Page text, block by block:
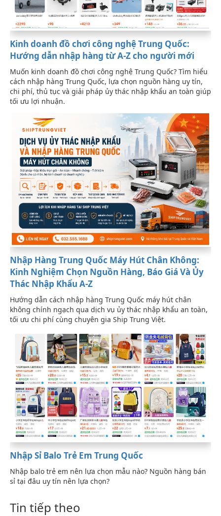
Kinh doanh đồ chơi công nghệ Trung Quốc:
Hướng dẫn nhập hàng từ A-Z cho người mới
Muốn kinh doanh đồ chơi công nghệ Trung Quốc? Tìm hiểu
cách nhập hàng Trung Quốc, lựa chọn nguồn hàng uy tín,
chi phí, thủ tục và giải pháp ủy thác nhập khẩu an toàn giúp
tối ưu lợi nhuận.
Nhập Hàng Trung Quốc Máy Hút Chân Không:
Kinh Nghiệm Chọn Nguồn Hàng, Báo Giá Và Ủy
Thác Nhập Khẩu A-Z
Hướng dẫn cách nhập hàng Trung Quốc máy hút chân
không chính ngạch qua dịch vụ ủy thác nhập khẩu an toàn,
tối ưu chi phí cùng chuyên gia Ship Trung Việt.
Nhập Sỉ Balo Trẻ Em Trung Quốc
Nhập balo trẻ em nên lựa chọn mẫu nào? Nguồn hàng bán
sỉ tại đâu uy tín nên lựa chọn?
Tin tiếp theo